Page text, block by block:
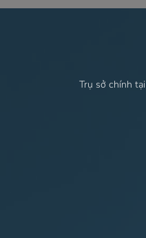
TRONG TỪNG CHI
Trụ sở chính